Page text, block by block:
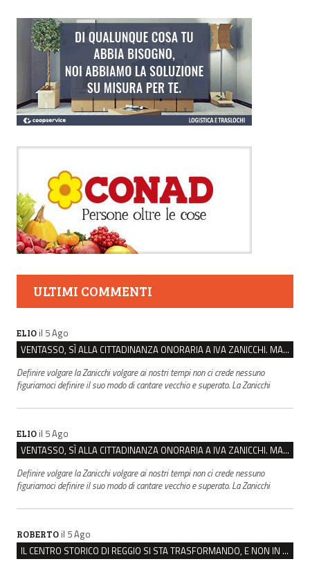
ULTIMI COMMENTI
ELIO il 5 Ago
VENTASSO, SÌ ALLA CITTADINANZA ONORARIA A IVA ZANICCHI. MA BARGIACCHI: “È DI PESSIMO GUSTO”
Definire volgare la Zanicchi volgare ai nostri tempi non ci crede nessuno
figuriamoci definire il suo modo di cantare vecchio e superato. La Zanicchi
ELIO il 5 Ago
VENTASSO, SÌ ALLA CITTADINANZA ONORARIA A IVA ZANICCHI. MA BARGIACCHI: “È DI PESSIMO GUSTO”
Definire volgare la Zanicchi volgare ai nostri tempi non ci crede nessuno
figuriamoci definire il suo modo di cantare vecchio e superato. La Zanicchi
ROBERTO il 5 Ago
IL CENTRO STORICO DI REGGIO SI STA TRASFORMANDO, E NON IN MEGLIO